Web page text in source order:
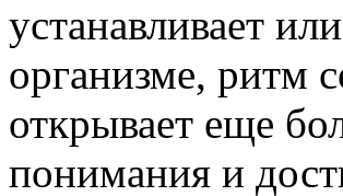
устанавливает
организме, ритм
открывает еще
понимания и